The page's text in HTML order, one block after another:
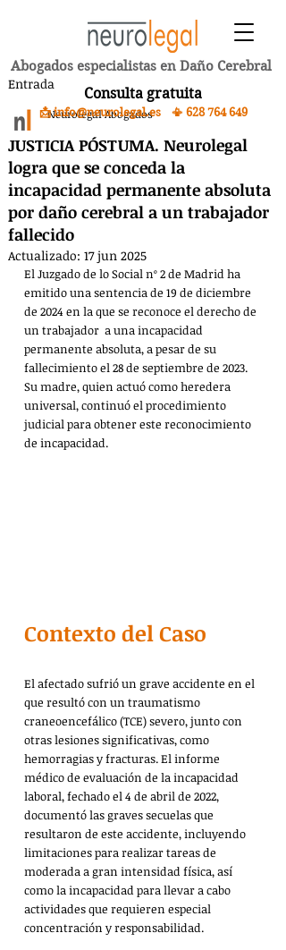
Abogados especialistas en Daño Cerebral
Consulta gratuita
📩 info@neurolegal.es 📳 628 764 649
Entrada
JUSTICIA PÓSTUMA. Neurolegal
logra que se conceda la
incapacidad permanente absoluta
por daño cerebral a un trabajador
fallecido
Neurolegal Abogados
Actualizado: 17 jun 2025
El Juzgado de lo Social nº 2 de Madrid ha
emitido una sentencia de 19 de diciembre
de 2024 en la que se reconoce el derecho de
un trabajador  a una incapacidad
permanente absoluta, a pesar de su
fallecimiento el 28 de septiembre de 2023.
Su madre, quien actuó como heredera
universal, continuó el procedimiento
judicial para obtener este reconocimiento
de incapacidad.
Contexto del Caso
El afectado sufrió un grave accidente en el
que resultó con un traumatismo
craneoencefálico (TCE) severo, junto con
otras lesiones significativas, como
hemorragias y fracturas. El informe
médico de evaluación de la incapacidad
laboral, fechado el 4 de abril de 2022,
documentó las graves secuelas que
resultaron de este accidente, incluyendo
limitaciones para realizar tareas de
moderada a gran intensidad física, así
como la incapacidad para llevar a cabo
actividades que requieren especial
concentración y responsabilidad.